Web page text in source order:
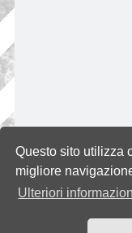
Questo sito utilizza
migliore
Ulteriori